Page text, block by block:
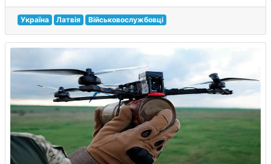
Україна Латвія Військовослужбовці